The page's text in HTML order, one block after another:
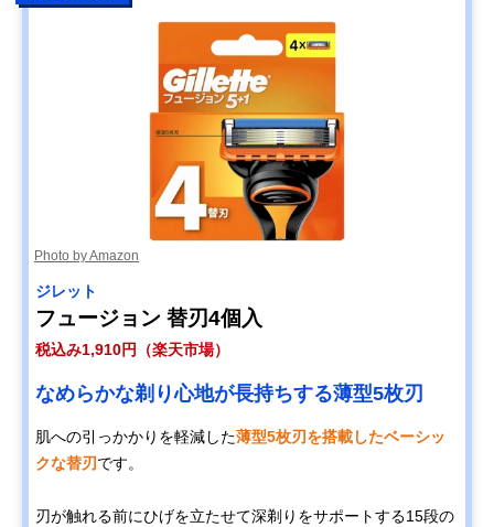
Photo by Amazon
ジレット
フュージョン 替刃4個入
税込み1,910円（楽天市場）
なめらかな剃り心地が長持ちする薄型5枚刃
肌への引っかかりを軽減した薄型5枚刃を搭載したベーシッ
クな替刃です。
刃が触れる前にひげを立たせて深剃りをサポートする15段の